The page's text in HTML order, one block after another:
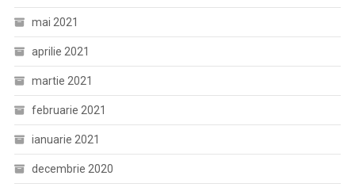
mai 2021
aprilie 2021
martie 2021
februarie 2021
ianuarie 2021
decembrie 2020